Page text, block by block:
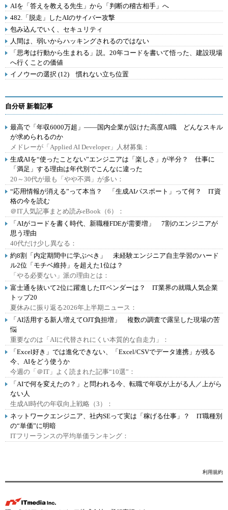
AIを「答えを教える先生」から「判断の稽古相手」へ
482.「脱走」したAIのサイバー攻撃
包み込んでいく、セキュリティ
人間は、弱いからハッキングされるのではない
「思考は行動から生まれる」説。20年コードを書いて悟った、建設現場
へ行くことの価値
イノウーの選択 (12) 慣れない立ち位置
自分研 新着記事
最高で「年収6000万超」――国内企業が設けた高度AI職 どんなスキル
が求められるのか
メドレーが「Applied AI Developer」人材募集：
生成AIを“使ったことない”エンジニアは「楽しさ」が半分？ 仕事に
「満足」する理由は年代別でこんなに違った
20～30代が最も「やや不満」が多い：
“応用情報が消える”って本当？ 「生成AIパスポート」って何？ IT資
格の今を読む
＠IT人気記事まとめ読みeBook（6）：
「AIがコードを書く時代、新職種FDEが需要増」 7割のエンジニアが
思う理由
40代だけ少し異なる：
約8割「内定期間中に学ぶべき」 未経験エンジニア自主学習のハード
ル2位「モチベ維持」を超えた1位は？
「やる必要ない」派の理由とは：
富士通を抜いて2位に躍進したITベンダーは？ IT業界の就職人気企業
トップ20
夏休みに振り返る2026年上半期ニュース：
「AI活用する新人増えてOJT負担増」 複数の調査で露呈した現場の苦
悩
重要なのは「AIに代替されにくい本質的な自走力」：
「Excel好き」では進化できない、「Excel/CSVでデータ連携」が残る
今、AIをどう使うか
今週の「＠IT」よく読まれた記事“10選”：
「AIで何を変えたの？」と問われる今、転職で年収が上がる人／上がら
ない人
生成AI時代の年収向上戦略（3）：
ネットワークエンジニア、社内SEって実は「稼げる仕事」？ IT職種別
の“単価”に明暗
ITフリーランスの平均単価ランキング：
利用規約